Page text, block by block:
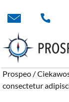
do
Prospeo /
consectetur